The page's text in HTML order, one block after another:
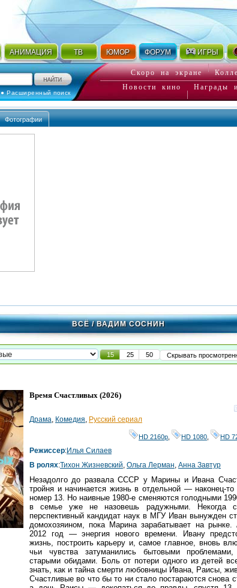
АНИМАЦИЯ ТВ ЮМОР ФОРУМ ИГРЫ
● Расширенный поиск
Скоро на экране
Новости кино
Награды
Фотографии
ВСЁ/ ВАДИМ СОСНИН
15 25 50 Скрывать
Время Счастливых (2026)
Драма, Комедия, Русский сериал
HD 2160р HD 1080 HD
Режиссер:Илья Силаев
В ролях:Тихон Жизневский, Ольга Лерман, Анна Завтур
Незадолго до развала СССР у Марины и Ивана
тройня и начинается жизнь в отдельной — наконец-
номер 13. Но наивные 1980-е сменяются голодными
в семье уже не назовешь радужными. Некогда
перспективный кандидат наук в МГУ Иван вынужден
домохозяином, пока Марина зарабатывает на
2012 год — энергия нового времени. Ивану
жизнь, построить карьеру и, самое главное, вновь
чьи чувства затуманились бытовыми
старыми обидами. Боль от потери одного из детей
знать, как и тайна смерти любовницы Ивана, Раисы,
Счастливые во что бы то ни стало постараются снова